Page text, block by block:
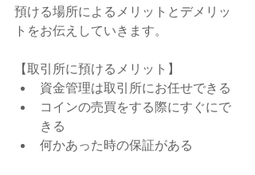
預ける場所によるメリットとデメリッ
トをお伝えしていきます。
【取引所に預けるメリット】
資金管理は取引所にお任せできる
コインの売買をする際にすぐにで
きる
何かあった時の保証がある